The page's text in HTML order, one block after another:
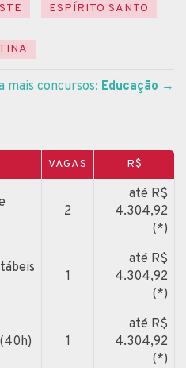
ESPÍRITO SANTO
mais concursos: Educação →
VAGAS R$
2
até R$
4.304,92
(*)
1
até R$
4.304,92
(*)
1
até R$
4.304,92
(*)